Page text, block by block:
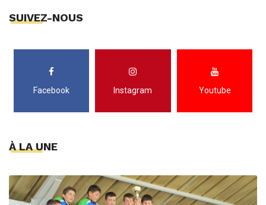
SUIVEZ-NOUS
Facebook Instagram Youtube
À LA UNE